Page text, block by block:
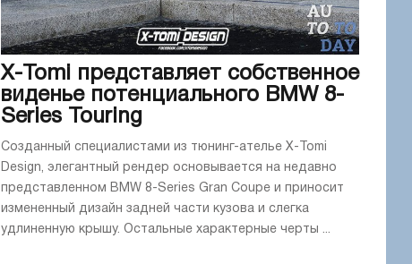
X-Tomi представляет собственное
виденье потенциального BMW 8-
Series Touring
Созданный специалистами из тюнинг-ателье X-Tomi
Design, элегантный рендер основывается на недавно
представленном BMW 8-Series Gran Coupe и приносит
измененный дизайн задней части кузова и слегка
удлиненную крышу. Остальные характерные черты ...